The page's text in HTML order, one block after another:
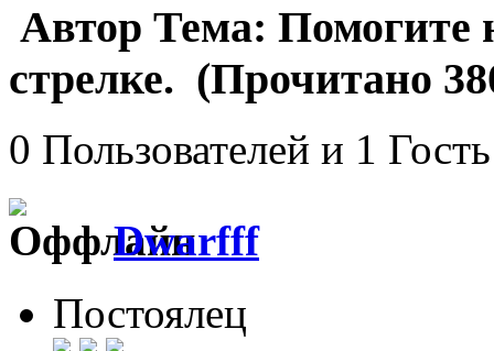
Автор Тема: Помогите
стрелке. (Прочитано
0 Пользователей и 1
Dwarfff
Постоялец